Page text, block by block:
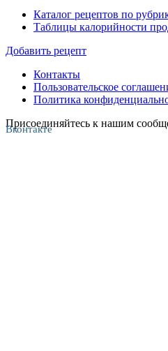
Каталог рецептов по
Таблицы калорийности
Добавить рецепт
Контакты
Пользовательское
Политика
Присоединяйтесь к нашим
Вконтакте